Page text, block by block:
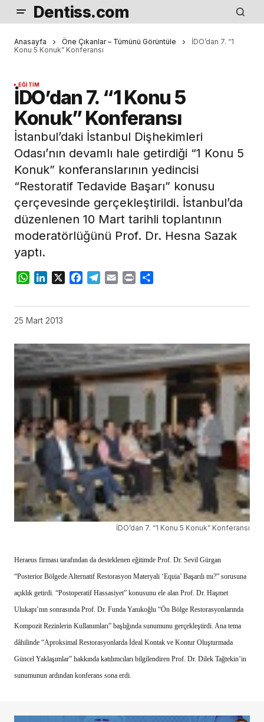
Dentiss.com
Anasayfa Öne Çıkanlar – Tümünü Görüntüle
İDO’dan 7. “1
Konu 5 Konuk” Konferansı
EĞITIM
İDO’dan 7. “1 Konu 5
Konuk” Konferansı
İstanbul’daki İstanbul Dişhekimleri
Odası’nın devamlı hale getirdiği “1 Konu 5
Konuk” konferanslarının yedincisi
“Restoratif Tedavide Başarı” konusu
çerçevesinde gerçekleştirildi. İstanbul’da
düzenlenen 10 Mart tarihli toplantının
moderatörlüğünü Prof. Dr. Hesna Sazak
yaptı.
WhatsApp
LinkedIn
X Facebook
Telegram
Email Print
25 Mart 2013
İDO’dan 7. “1 Konu 5 Konuk” Konferansı
Heraeus firması tarafından da desteklenen eğitimde Prof. Dr. Sevil Gürgan
“Posterior Bölgede Alternatif Restorasyon Materyali ‘Equia’ Başarılı mı?” sorusuna
açıklık getirdi. “Postoperatif Hassasiyet” konusunu ele alan Prof. Dr. Haşmet
Ulukapı’nın sonrasında Prof. Dr. Funda Yanıkoğlu “Ön Bölge Restorasyonlarında
Kompozit Rezinlerin Kullanımları” başlığında sunumunu gerçekleştirdi. Ana tema
dâhilinde “Aproksimal Restorasyonlarda İdeal Kontak ve Kontur Oluşturmada
Güncel Yaklaşımlar” hakkında katılımcıları bilgilendiren Prof. Dr. Dilek Tağtekin’in
sunumunun ardından konferans sona erdi.